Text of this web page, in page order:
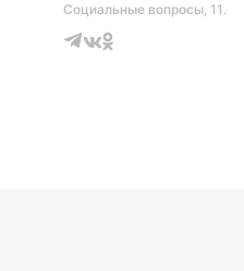
Социальные вопросы,